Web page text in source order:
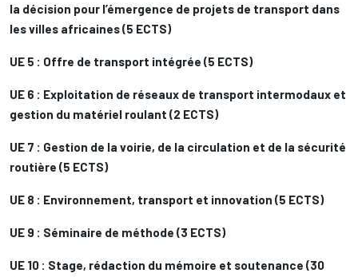
la décision pour l’émergence de projets de transport dans
les villes africaines (5 ECTS)
UE 5 : Offre de transport intégrée (5 ECTS)
UE 6 : Exploitation de réseaux de transport intermodaux et
gestion du matériel roulant (2 ECTS)
UE 7 : Gestion de la voirie, de la circulation et de la sécurité
routière (5 ECTS)
UE 8 : Environnement, transport et innovation (5 ECTS)
UE 9 : Séminaire de méthode (3 ECTS)
UE 10 : Stage, rédaction du mémoire et soutenance (30